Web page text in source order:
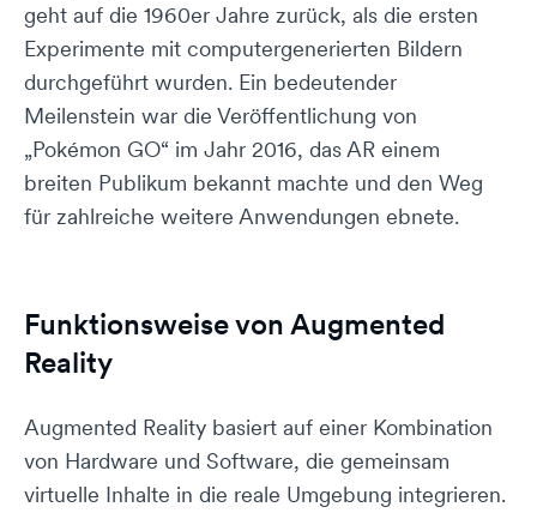
geht auf die 1960er Jahre zurück, als die ersten
Experimente mit computergenerierten Bildern
durchgeführt wurden. Ein bedeutender
Meilenstein war die Veröffentlichung von
„Pokémon GO“ im Jahr 2016, das AR einem
breiten Publikum bekannt machte und den Weg
für zahlreiche weitere Anwendungen ebnete.
Funktionsweise von Augmented
Reality
Augmented Reality basiert auf einer Kombination
von Hardware und Software, die gemeinsam
virtuelle Inhalte in die reale Umgebung integrieren.